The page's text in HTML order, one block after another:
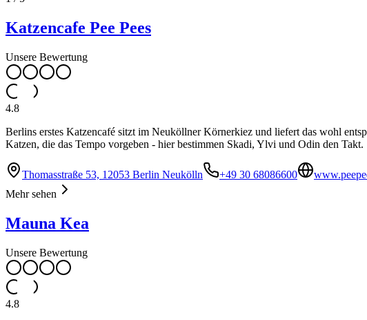
Katzencafe Pee Pees
Unsere Bewertung
4.8
Berlins erstes Katzencafé sitzt im Neuköllner Körnerkiez und liefert das wohl
Katzen, die das Tempo vorgeben - hier bestimmen Skadi, Ylvi und Odin den Takt.
Thomasstraße 53, 12053 Berlin Neukölln +49 30 68086600
Mehr sehen
Mauna Kea
Unsere Bewertung
4.8